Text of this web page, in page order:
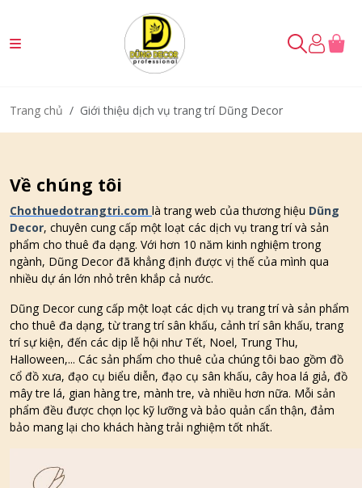
Trang chủ Giới thiệu dịch vụ trang trí Dũng Decor
Về chúng tôi
Chothuedotrangtri.com là trang web của thương hiệu Dũng
Decor, chuyên cung cấp một loạt các dịch vụ trang trí và sản
phẩm cho thuê đa dạng. Với hơn 10 năm kinh nghiệm trong
ngành, Dũng Decor đã khẳng định được vị thế của mình qua
nhiều dự án lớn nhỏ trên khắp cả nước.
Dũng Decor cung cấp một loạt các dịch vụ trang trí và sản phẩm
cho thuê đa dạng, từ trang trí sân khấu, cảnh trí sân khấu, trang
trí sự kiện, đến các dịp lễ hội như Tết, Noel, Trung Thu,
Halloween,... Các sản phẩm cho thuê của chúng tôi bao gồm đồ
cổ đồ xưa, đạo cụ biểu diễn, đạo cụ sân khấu, cây hoa lá giả, đồ
mây tre lá, gian hàng tre, mành tre, và nhiều hơn nữa. Mỗi sản
phẩm đều được chọn lọc kỹ lưỡng và bảo quản cẩn thận, đảm
bảo mang lại cho khách hàng trải nghiệm tốt nhất.